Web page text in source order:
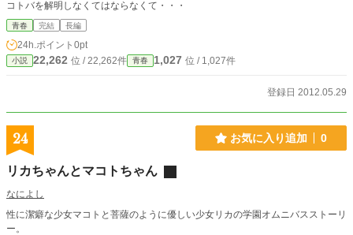
コトバを解明しなくてはならなくて・・・
青春 完結 長編
24h.ポイント 0pt
小説 22,262 位 / 22,262件 青春 1,027 位 / 1,027件
登録日 2012.05.29
24 お気に入り追加 0
リカちゃんとマコトちゃん
なによし
性に潔癖な少女マコトと菩薩のように優しい少女リカの学園オムニバスストーリ
ー。